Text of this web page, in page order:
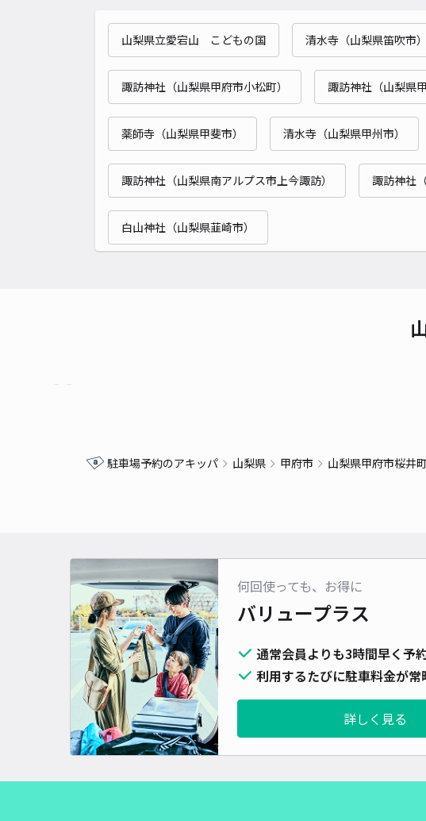
山梨県立愛宕山 こどもの国 清水寺（山梨県笛吹市）
諏訪神社（山梨県甲府市小松町） 諏訪神社（山梨県
薬師寺（山梨県甲斐市） 清水寺（山梨県甲州市）
諏訪神社（山梨県南アルプス市上今諏訪） 諏訪神社
白山神社（山梨県韮崎市）
駐車場予約のアキッパ 山梨県 甲府市 山梨県甲府市桜井
何回使っても、お得に
バリュープラス
通常会員よりも3時間早く予
利用するたびに駐車料金が常
詳しく見る